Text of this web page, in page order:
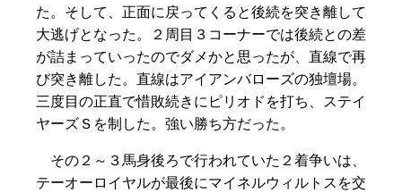
た。そして、正面に戻ってくると後続を突き離して
大逃げとなった。２周目３コーナーでは後続との差
が詰まっていったのでダメかと思ったが、直線で再
び突き離した。直線はアイアンバローズの独壇場。
三度目の正直で惜敗続きにピリオドを打ち、ステイ
ヤーズＳを制した。強い勝ち方だった。
その２～３馬身後ろで行われていた２着争いは、
テーオーロイヤルが最後にマイネルウィルトスを交